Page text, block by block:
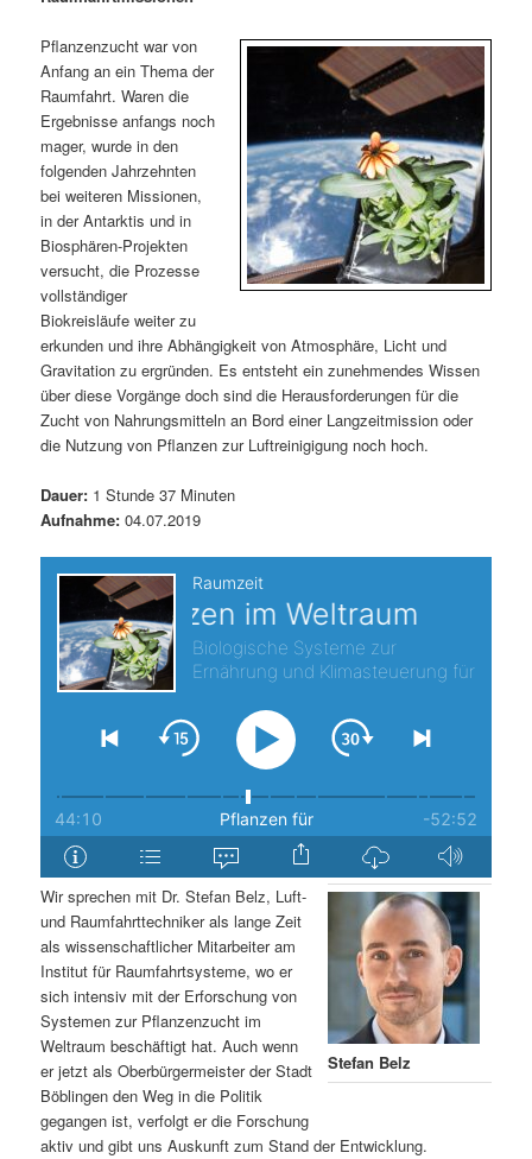
ä
r
e
n
I
n
h
a
t
s
r
g
e
n
n
d
ä
r
e
n
I
n
a
l
s
i
n
g
e
n
n
v
i
g
a
t
i
o
n
Pflanzenzucht war von
Anfang an ein Thema der
Raumfahrt. Waren die
Ergebnisse anfangs noch
mager, wurde in den
folgenden Jahrzehnten
bei weiteren Missionen,
in der Antarktis und in
Biosphären-Projekten
versucht, die Prozesse
vollständiger
Biokreisläufe weiter zu
erkunden und ihre Abhängigkeit von Atmosphäre, Licht und
Gravitation zu ergründen. Es entsteht ein zunehmendes Wissen
über diese Vorgänge doch sind die Herausforderungen für die
Zucht von Nahrungsmitteln an Bord einer Langzeitmission oder
die Nutzung von Pflanzen zur Luftreinigigung noch hoch.
Dauer: 1 Stunde 37 Minuten
Aufnahme: 04.07.2019
Stefan Belz
Wir sprechen mit Dr. Stefan Belz, Luft-
und Raumfahrttechniker als lange Zeit
als wissenschaftlicher Mitarbeiter am
Institut für Raumfahrtsysteme, wo er
sich intensiv mit der Erforschung von
Systemen zur Pflanzenzucht im
Weltraum beschäftigt hat. Auch wenn
er jetzt als Oberbürgermeister der Stadt
Böblingen den Weg in die Politik
gegangen ist, verfolgt er die Forschung
aktiv und gibt uns Auskunft zum Stand der Entwicklung.